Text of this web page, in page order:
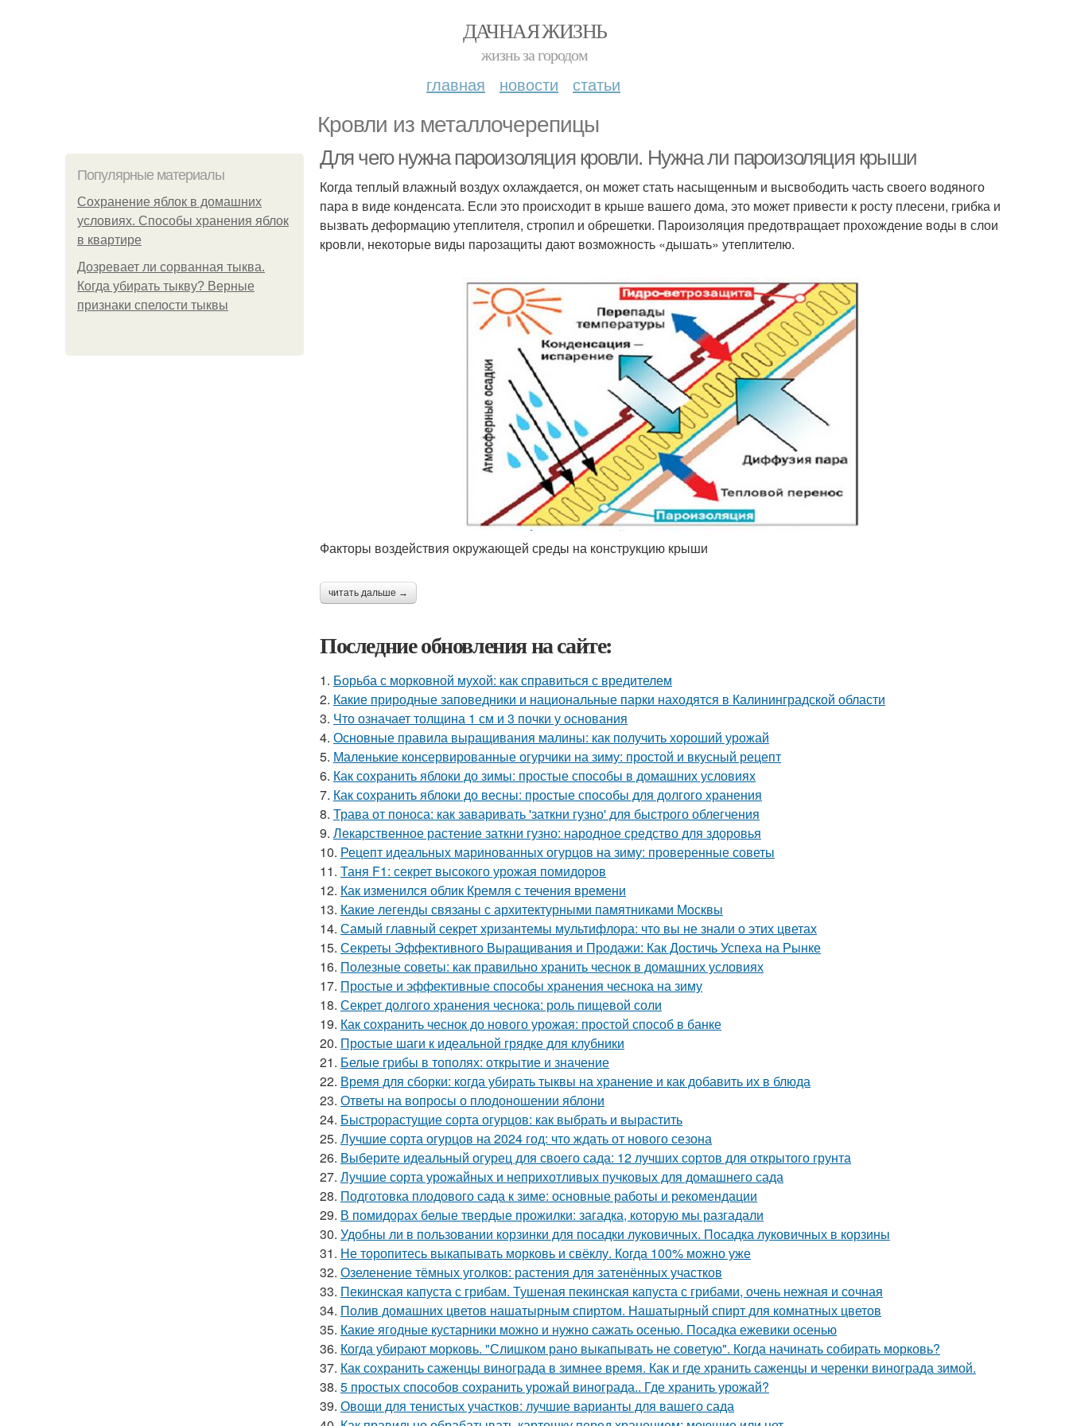
ДАЧНАЯ ЖИЗНЬ
жизнь за городом
главная новости статьи
Кровли из металлочерепицы
Популярные материалы
Сохранение яблок в домашних
условиях. Способы хранения яблок
в квартире
Дозревает ли сорванная тыква.
Когда убирать тыкву? Верные
признаки спелости тыквы
Для чего нужна пароизоляция кровли. Нужна ли пароизоляция крыши
Когда теплый влажный воздух охлаждается, он может стать насыщенным и высвободить часть своего водяного
пара в виде конденсата. Если это происходит в крыше вашего дома, это может привести к росту плесени, грибка и
вызвать деформацию утеплителя, стропил и обрешетки. Пароизоляция предотвращает прохождение воды в слои
кровли, некоторые виды парозащиты дают возможность «дышать» утеплителю.
Факторы воздействия окружающей среды на конструкцию крыши
читать дальше →
Последние обновления на сайте:
1. Борьба с морковной мухой: как справиться с вредителем
2. Какие природные заповедники и национальные парки находятся в Калининградской области
3. Что означает толщина 1 см и 3 почки у основания
4. Основные правила выращивания малины: как получить хороший урожай
5. Маленькие консервированные огурчики на зиму: простой и вкусный рецепт
6. Как сохранить яблоки до зимы: простые способы в домашних условиях
7. Как сохранить яблоки до весны: простые способы для долгого хранения
8. Трава от поноса: как заваривать 'заткни гузно' для быстрого облегчения
9. Лекарственное растение заткни гузно: народное средство для здоровья
10. Рецепт идеальных маринованных огурцов на зиму: проверенные советы
11. Таня F1: секрет высокого урожая помидоров
12. Как изменился облик Кремля с течения времени
13. Какие легенды связаны с архитектурными памятниками Москвы
14. Самый главный секрет хризантемы мультифлора: что вы не знали о этих цветах
15. Секреты Эффективного Выращивания и Продажи: Как Достичь Успеха на Рынке
16. Полезные советы: как правильно хранить чеснок в домашних условиях
17. Простые и эффективные способы хранения чеснока на зиму
18. Секрет долгого хранения чеснока: роль пищевой соли
19. Как сохранить чеснок до нового урожая: простой способ в банке
20. Простые шаги к идеальной грядке для клубники
21. Белые грибы в тополях: открытие и значение
22. Время для сборки: когда убирать тыквы на хранение и как добавить их в блюда
23. Ответы на вопросы о плодоношении яблони
24. Быстрорастущие сорта огурцов: как выбрать и вырастить
25. Лучшие сорта огурцов на 2024 год: что ждать от нового сезона
26. Выберите идеальный огурец для своего сада: 12 лучших сортов для открытого грунта
27. Лучшие сорта урожайных и неприхотливых пучковых для домашнего сада
28. Подготовка плодового сада к зиме: основные работы и рекомендации
29. В помидорах белые твердые прожилки: загадка, которую мы разгадали
30. Удобны ли в пользовании корзинки для посадки луковичных. Посадка луковичных в корзины
31. Не торопитесь выкапывать морковь и свёклу. Когда 100% можно уже
32. Озеленение тёмных уголков: растения для затенённых участков
33. Пекинская капуста с грибам. Тушеная пекинская капуста с грибами, очень нежная и сочная
34. Полив домашних цветов нашатырным спиртом. Нашатырный спирт для комнатных цветов
35. Какие ягодные кустарники можно и нужно сажать осенью. Посадка ежевики осенью
36. Когда убирают морковь. "Слишком рано выкапывать не советую". Когда начинать собирать морковь?
37. Как сохранить саженцы винограда в зимнее время. Как и где хранить саженцы и черенки винограда зимой.
38. 5 простых способов сохранить урожай винограда.. Где хранить урожай?
39. Овощи для тенистых участков: лучшие варианты для вашего сада